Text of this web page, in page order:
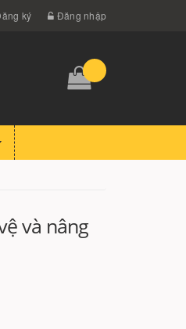
ký Đăng nhập
và nâng